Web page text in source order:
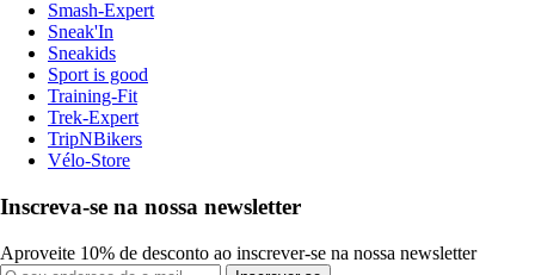
Smash-Expert
Sneak'In
Sneakids
Sport is good
Training-Fit
Trek-Expert
TripNBikers
Vélo-Store
Inscreva-se na nossa newsletter
Aproveite 10% de desconto ao inscrever-se na nossa newsletter